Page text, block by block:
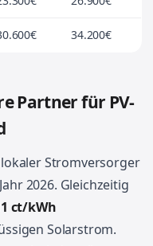
34.200€
Partner für PV-
Stromversorger
2026. Gleichzeitig
ct/kWh
Solarstrom.